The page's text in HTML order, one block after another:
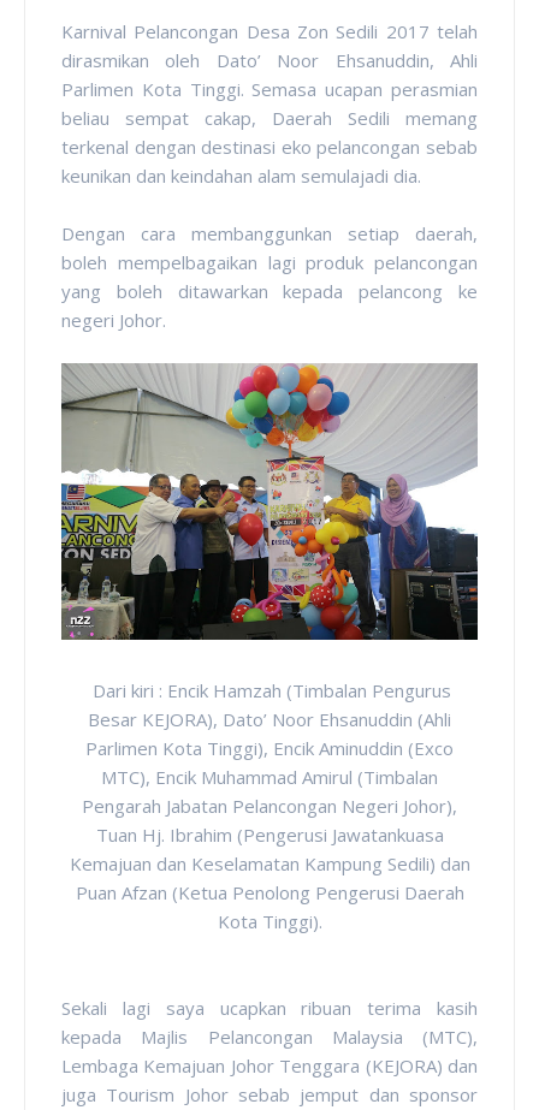
Karnival Pelancongan Desa Zon Sedili 2017 telah
dirasmikan oleh Dato’ Noor Ehsanuddin, Ahli
Parlimen Kota Tinggi. Semasa ucapan perasmian
beliau sempat cakap, Daerah Sedili memang
terkenal dengan destinasi eko pelancongan sebab
keunikan dan keindahan alam semulajadi dia.
Dengan cara membanggunkan setiap daerah,
boleh mempelbagaikan lagi produk pelancongan
yang boleh ditawarkan kepada pelancong ke
negeri Johor.
Dari kiri : Encik Hamzah (Timbalan Pengurus
Besar KEJORA), Dato’ Noor Ehsanuddin (Ahli
Parlimen Kota Tinggi), Encik Aminuddin (Exco
MTC), Encik Muhammad Amirul (Timbalan
Pengarah Jabatan Pelancongan Negeri Johor),
Tuan Hj. Ibrahim (Pengerusi Jawatankuasa
Kemajuan dan Keselamatan Kampung Sedili) dan
Puan Afzan (Ketua Penolong Pengerusi Daerah
Kota Tinggi).
Sekali lagi saya ucapkan ribuan terima kasih
kepada Majlis Pelancongan Malaysia (MTC),
Lembaga Kemajuan Johor Tenggara (KEJORA) dan
juga Tourism Johor sebab jemput dan sponsor